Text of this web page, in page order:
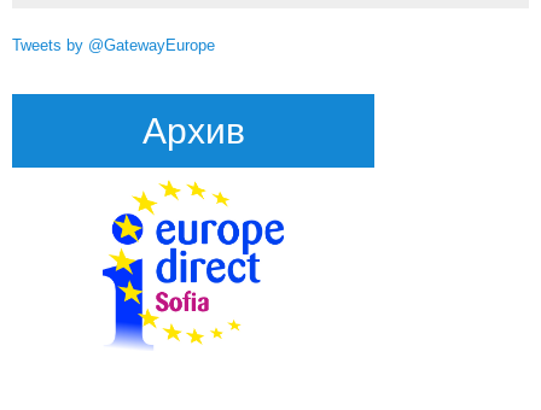
Tweets by @GatewayEurope
Архив